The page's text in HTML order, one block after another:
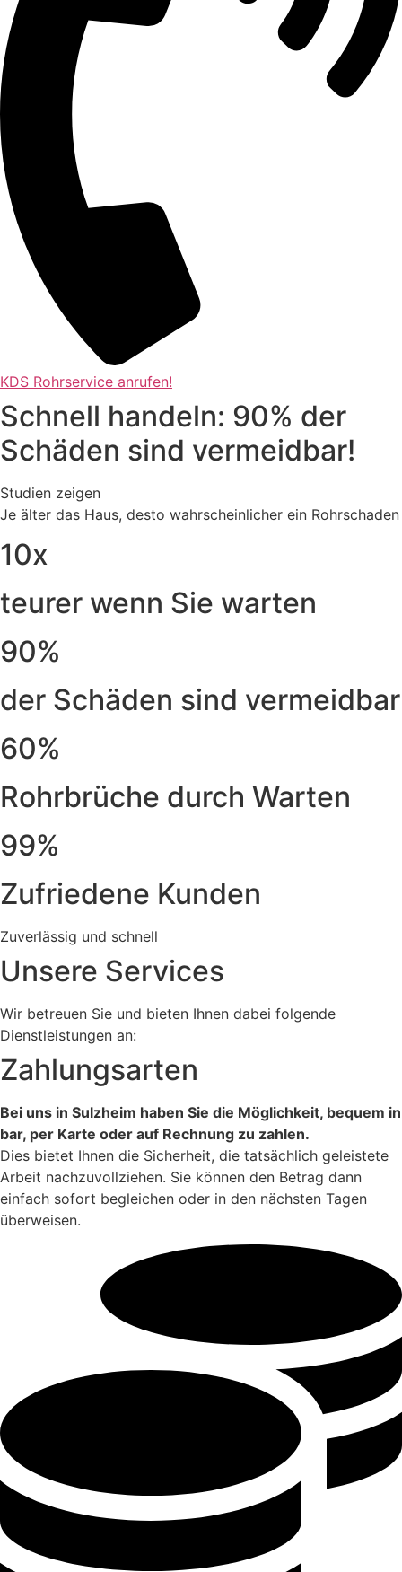
KDS Rohrservice anrufen!
Schnell handeln: 90% der
Schäden sind vermeidbar!
Studien zeigen
Je älter das Haus, desto wahrscheinlicher ein Rohrschaden
10x
teurer wenn Sie warten
90%
der Schäden sind vermeidbar
60%
Rohrbrüche durch Warten
99%
Zufriedene Kunden
Zuverlässig und schnell
Unsere Services
Wir betreuen Sie und bieten Ihnen dabei folgende
Dienstleistungen an:
Zahlungsarten
Bei uns in Sulzheim haben Sie die Möglichkeit, bequem in
bar, per Karte oder auf Rechnung zu zahlen.
Dies bietet Ihnen die Sicherheit, die tatsächlich geleistete
Arbeit nachzuvollziehen. Sie können den Betrag dann
einfach sofort begleichen oder in den nächsten Tagen
überweisen.